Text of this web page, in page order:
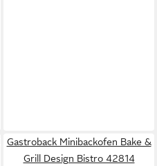
Gastroback Minibackofen Bake &
Grill Design Bistro 42814